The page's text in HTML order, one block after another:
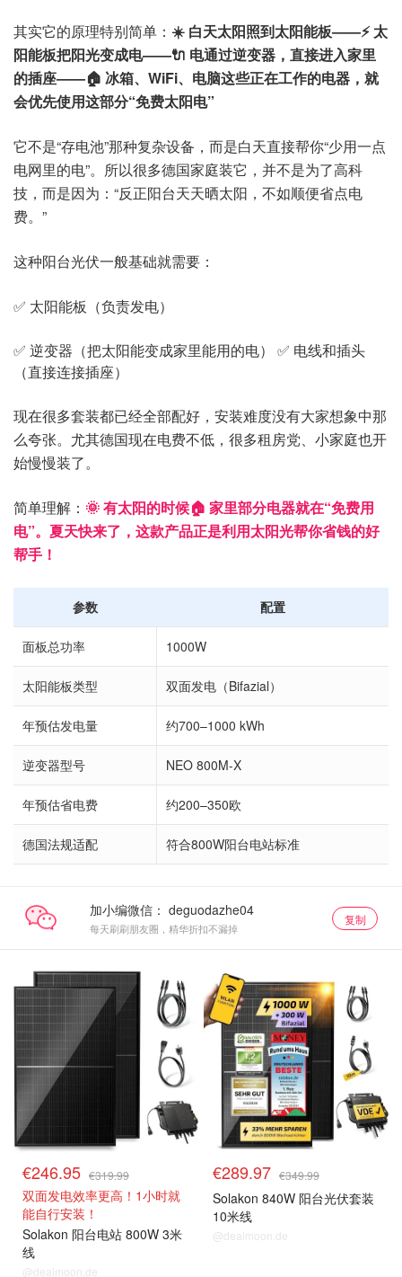
其实它的原理特别简单： ☀️ 白天太阳照到太阳能板——⚡ 太
阳能板把阳光变成电——🔌 电通过逆变器，直接进入家里
的插座——🏠 冰箱、WiFi、电脑这些正在工作的电器，就
会优先使用这部分“免费太阳电”
它不是“存电池”那种复杂设备，而是白天直接帮你“少用一点
电网里的电”。所以很多德国家庭装它，并不是为了高科
技，而是因为：“反正阳台天天晒太阳，不如顺便省点电
费。”
这种阳台光伏一般基础就需要：
✅ 太阳能板（负责发电）
✅ 逆变器（把太阳能变成家里能用的电）
✅ 电线和插头
（直接连接插座）
现在很多套装都已经全部配好，安装难度没有大家想象中那
么夸张。尤其德国现在电费不低，很多租房党、小家庭也开
始慢慢装了。
简单理解： 🌞 有太阳的时候🏠 家里部分电器就在“免费用
电”。夏天快来了，这款产品正是利用太阳光帮你省钱的好
帮手！
参数 配置
面板总功率 1000W
太阳能板类型 双面发电（Bifazial）
年预估发电量 约700–1000 kWh
逆变器型号 NEO 800M-X
年预估省电费 约200–350欧
德国法规适配 符合800W阳台电站标准
加小编微信：
每天刷刷朋友圈，精华折扣不漏掉
复制
€246.95 €319.99
双面发电效率更高！1小时就
能自行安装！
Solakon 阳台电站 800W 3米
线
@dealmoon.de
€289.97 €349.99
Solakon 840W 阳台光伏套装
10米线
@dealmoon.de